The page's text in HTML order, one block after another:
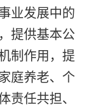
业发展中的
提供基本公
制作用，提
庭养老、个
责任共担、